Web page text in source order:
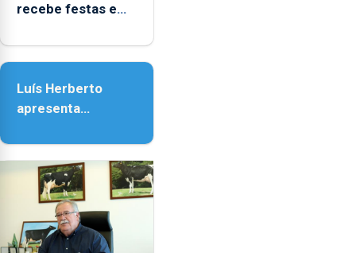
as
e
as
18h00.
recebe festas em
Senhora da
Luís Herberto
apresenta
Paisagem’